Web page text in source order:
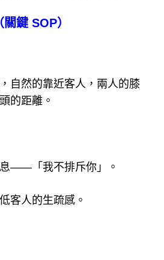
鍵 SOP）
自然的靠近客人，兩人的膝
的距離。
——「我不排斥你」。
客人的生疏感。